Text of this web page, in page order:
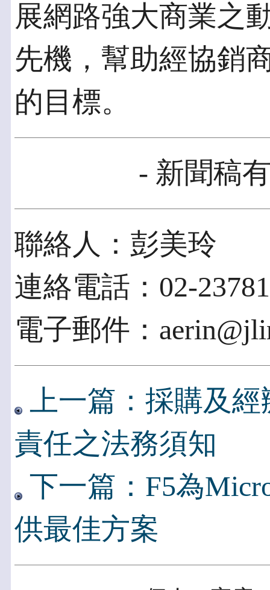
展網路強大商業之
先機，幫助經協銷
的目標。
- 新聞稿
聯絡人：彭美玲
連絡電話：02-
電子郵件：
上一篇：採購及
責任之法務須知
下一篇：F5為
供最佳方案